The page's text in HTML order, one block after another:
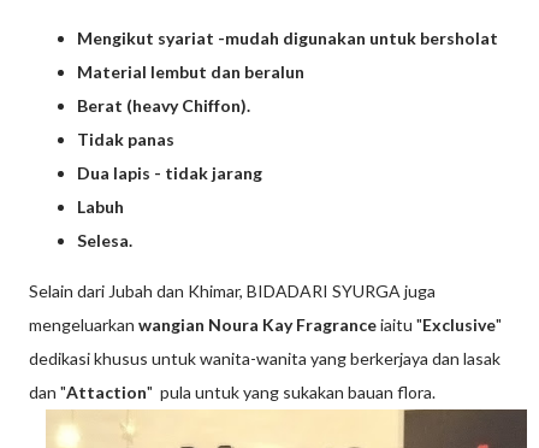
Mengikut syariat -mudah digunakan untuk bersholat
Material lembut dan beralun
Berat (heavy Chiffon).
Tidak panas
Dua lapis - tidak jarang
Labuh
Selesa.
Selain dari Jubah dan Khimar, BIDADARI SYURGA juga
mengeluarkan wangian Noura Kay Fragranceiaitu "Exclusive"
dedikasi khusus untuk wanita-wanita yang berkerjaya dan lasak
dan "Attaction" pula untuk yang sukakan bauan flora.